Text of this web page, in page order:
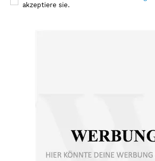
akzeptiere sie.